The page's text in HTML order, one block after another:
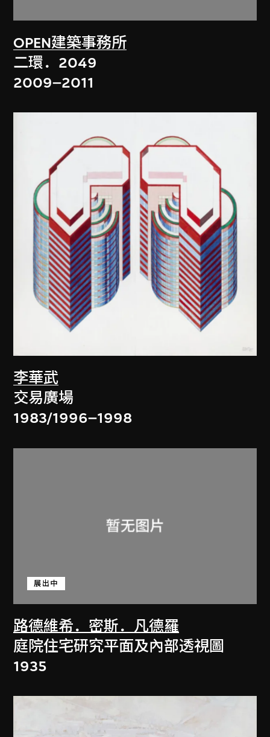
OPEN建築事務所
二環．2049
2009–2011
李華武
交易廣場
1983/1996–1998
路德維希．密斯．凡德羅
展出中
庭院住宅研究平面及內部透視圖
1935